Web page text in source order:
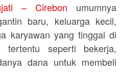
– Cirebon umumnya
baru, keluarga kecil,
karyawan yang tinggal di
seperti bekerja,
dana untuk membeli